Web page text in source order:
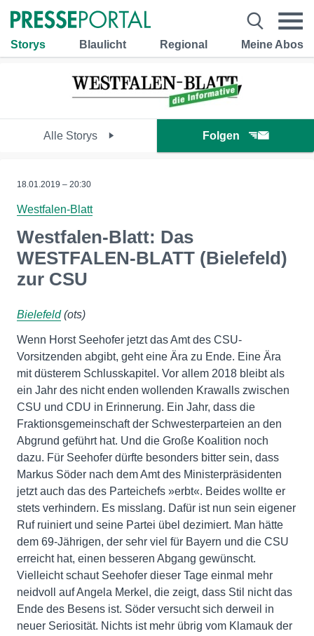
Storys Blaulicht Regional Meine Abos
Alle Storys Folgen
18.01.2019 – 20:30
Westfalen-Blatt
Westfalen-Blatt: Das
WESTFALEN-BLATT (Bielefeld)
zur CSU
Bielefeld(ots)
Wenn Horst Seehofer jetzt das Amt des CSU-
Vorsitzenden abgibt, geht eine Ära zu Ende. Eine Ära
mit düsterem Schlusskapitel. Vor allem 2018 bleibt als
ein Jahr des nicht enden wollenden Krawalls zwischen
CSU und CDU in Erinnerung. Ein Jahr, dass die
Fraktionsgemeinschaft der Schwesterparteien an den
Abgrund geführt hat. Und die Große Koalition noch
dazu. Für Seehofer dürfte besonders bitter sein, dass
Markus Söder nach dem Amt des Ministerpräsidenten
jetzt auch das des Parteichefs »erbt«. Beides wollte er
stets verhindern. Es misslang. Dafür ist nun sein eigener
Ruf ruiniert und seine Partei übel dezimiert. Man hätte
dem 69-Jährigen, der sehr viel für Bayern und die CSU
erreicht hat, einen besseren Abgang gewünscht.
Vielleicht schaut Seehofer dieser Tage einmal mehr
neidvoll auf Angela Merkel, die zeigt, dass Stil nicht das
Ende des Besens ist. Söder versucht sich derweil in
neuer Seriosität. Nichts ist mehr übrig vom Klamauk der